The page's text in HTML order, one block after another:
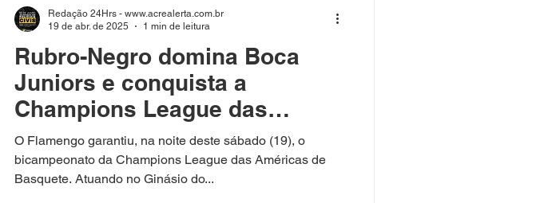
Rubro-Negro domina Boca
Juniors e conquista a
Champions League das
Américas de Basquete
O Flamengo garantiu, na noite deste sábado (19), o
bicampeonato da Champions League das Américas de
Basquete. Atuando no Ginásio do...
Redação 24Hrs - www.acrealerta.com.br
19 de abr. de 2025
1 min de leitura